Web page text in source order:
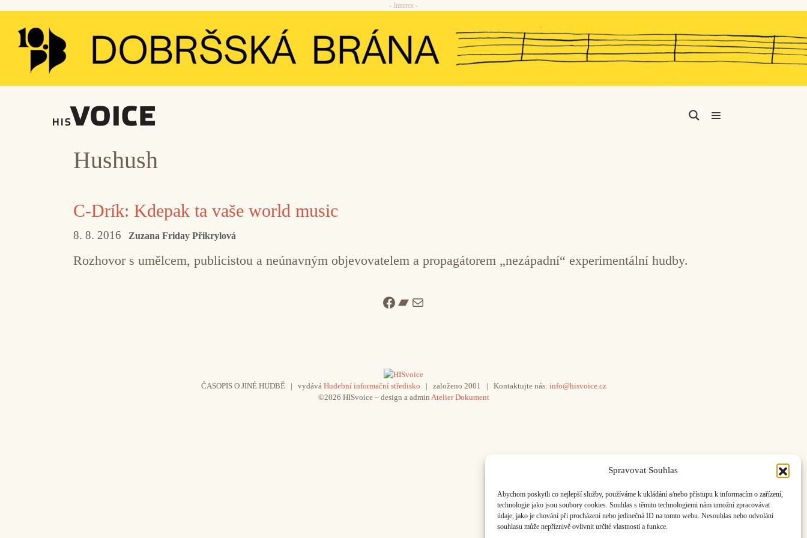
Spravovat Souhlas
Abychom poskytli co nejlepší služby, používáme k ukládání a/nebo přístupu k informacím o zařízení,
technologie jako jsou soubory cookies. Souhlas s těmito technologiemi nám umožní zpracovávat
údaje, jako je chování při procházení nebo jedinečná ID na tomto webu. Nesouhlas nebo odvolání
souhlasu může nepříznivě ovlivnit určité vlastnosti a funkce.
Přeskočit
obsah
- Inzerce -
Hushush
C-Drík: Kdepak ta vaše world music
8. 8. 2016 Zuzana Friday Přikrylová
Rozhovor s umělcem, publicistou a neúnavným objevovatelem a propagátorem „nezápadní“ experimentální hudby.
Facebook
Bandcamp
Mail
ČASOPIS O JINÉ HUDBĚ | vydává Hudební informační středisko | založeno 2001 | Kontaktujte nás: info@hisvoice.cz
©2026 HISvoice – design a admin Atelier Dokument